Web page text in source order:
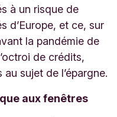
à un risque de
d’Europe, et ce, sur
la pandémie de
de crédits,
sujet de l’épargne.
aux fenêtres